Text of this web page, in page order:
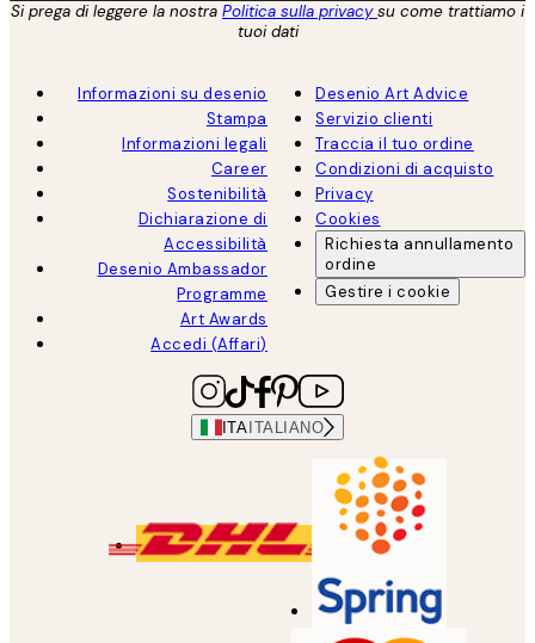
Si prega di leggere la nostra Politica sulla privacysu come trattiamo i
tuoi dati
Informazioni su desenio
Stampa
Informazioni legali
Career
Sostenibilità
Dichiarazione di
Accessibilità
Desenio Ambassador
Programme
Art Awards
Accedi (Affari)
Desenio Art Advice
Servizio clienti
Traccia il tuo ordine
Condizioni di acquisto
Privacy
Cookies
Richiesta annullamento
ordine
Gestire i cookie
ITA ITALIANO